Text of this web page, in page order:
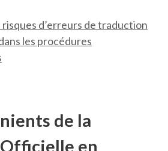
risques d’erreurs de traduction
les procédures
de la
en